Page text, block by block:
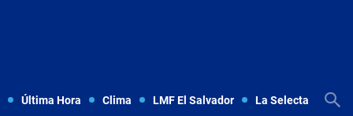
Última Hora Clima LMF El Salvador La Selecta